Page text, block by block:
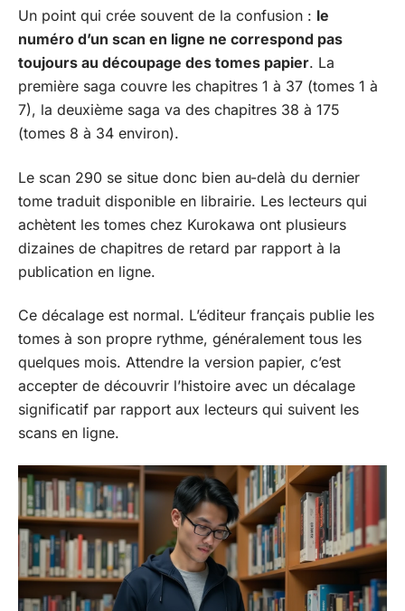
Un point qui crée souvent de la confusion : le
numéro d’un scan en ligne ne correspond pas
toujours au découpage des tomes papier. La
première saga couvre les chapitres 1 à 37 (tomes 1 à
7), la deuxième saga va des chapitres 38 à 175
(tomes 8 à 34 environ).
Le scan 290 se situe donc bien au-delà du dernier
tome traduit disponible en librairie. Les lecteurs qui
achètent les tomes chez Kurokawa ont plusieurs
dizaines de chapitres de retard par rapport à la
publication en ligne.
Ce décalage est normal. L’éditeur français publie les
tomes à son propre rythme, généralement tous les
quelques mois. Attendre la version papier, c’est
accepter de découvrir l’histoire avec un décalage
significatif par rapport aux lecteurs qui suivent les
scans en ligne.